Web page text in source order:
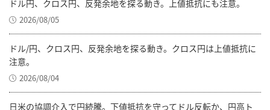
ドル円、クロス円、反発余地を探る動き。上値抵抗にも注意。
2026/08/05
ドル/円、クロス円、反発余地を探る動き。クロス円は上値抵抗に
注意。
2026/08/04
日米の協調介入で円続騰。下値抵抗を守ってドル反転か、円高ト